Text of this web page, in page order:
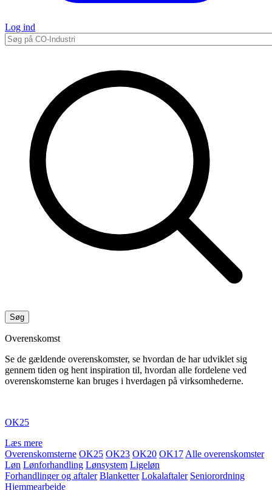
Log ind
Overenskomst
Se de gældende overenskomster, se hvordan de har udviklet sig
gennem tiden og hent inspiration til, hvordan alle fordelene ved
overenskomsterne kan bruges i hverdagen på virksomhederne.
OK25
Læs mere
Overenskomsterne OK25 OK23 OK20 OK17 Alle overenskomster
Løn Lønforhandling Lønsystem Ligeløn
Forhandlinger og aftaler Blanketter Lokalaftaler Seniorordning
Hjemmearbejde